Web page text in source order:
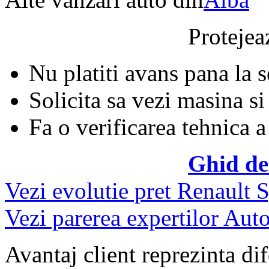
Nu platiti avans pana la
Solicita sa vezi masina si
Fa o verificarea tehnica
Ghid
Vezi evolutie pret Renault
Vezi parerea expertilor
Avantaj client reprezinta